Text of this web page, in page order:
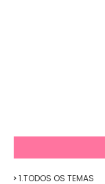
1.TODOS OS TEMAS